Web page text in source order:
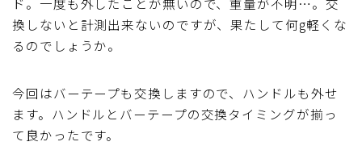
換しないと計測出来ないのですが、果たして何g軽くな
るのでしょうか。
今回はバーテープも交換しますので、ハンドルも外せ
ます。ハンドルとバーテープの交換タイミングが揃っ
て良かったです。